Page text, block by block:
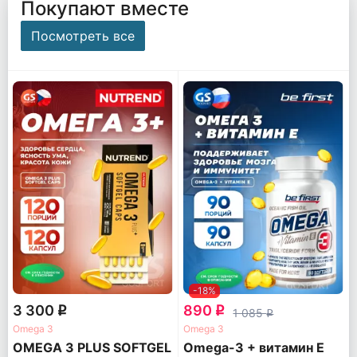
Покупают вместе
Посмотреть все
3 300 q
Omega 3
OMEGA 3 PLUS SOFTGEL
-18%
890 q 1 085q
Omega 3
Omega-3 + витамин Е